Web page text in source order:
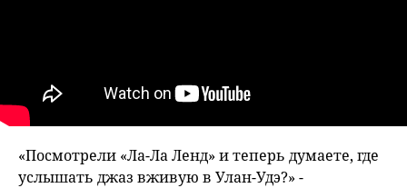
«Посмотрели «Ла-Ла Ленд» и теперь думаете, где
услышать джаз вживую в Улан-Удэ?» -